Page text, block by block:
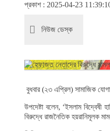
প্রকাশ : 2025-04-23
নিউজ ডেস্ক
বুধবার (২৩ এপ্রিল) সামাজিক
উপদেষ্টা বলেন, ‘ইসলাম
বিরুদ্ধে রাজনৈতিক হয়রানিমূলক